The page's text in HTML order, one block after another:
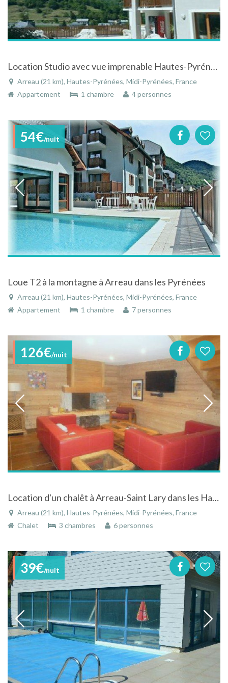
Location Studio avec vue imprenable Hautes-Pyrénées, belle Résidence avec piscine couverte +garage
Arreau (21 km), Hautes-Pyrénées, Midi-Pyrénées, France
Appartement
1 chambre 4 personnes
54€/nuit
Loue T2 à la montagne à Arreau dans les Pyrénées
Arreau (21 km), Hautes-Pyrénées, Midi-Pyrénées, France
Appartement
1 chambre 7 personnes
126€/nuit
Location d'un chalêt à Arreau-Saint Lary dans les Hautes-Pyrénées
Arreau (21 km), Hautes-Pyrénées, Midi-Pyrénées, France
Chalet
3 chambres 6 personnes
39€/nuit